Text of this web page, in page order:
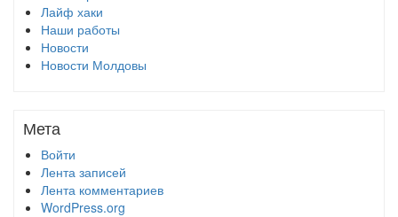
Лайф хаки
Наши работы
Новости
Новости Молдовы
Мета
Войти
Лента записей
Лента комментариев
WordPress.org